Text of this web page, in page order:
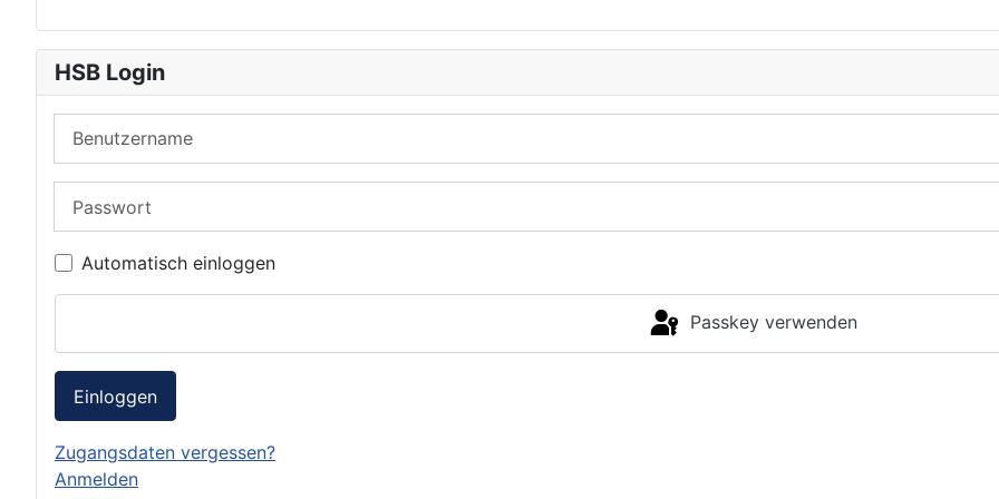
HSB Login
Automatisch einloggen
Passkey verwenden
Einloggen
Zugangsdaten vergessen?
Anmelden